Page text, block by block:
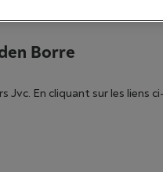
Borre
En cliquant sur les liens